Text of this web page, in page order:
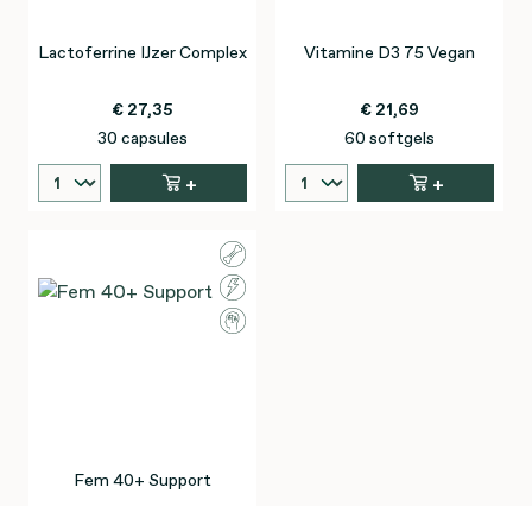
Lactoferrine IJzer Complex
€ 27,35
30 capsules
+
Vitamine D3 75 Vegan
€ 21,69
60 softgels
+
Fem 40+ Support